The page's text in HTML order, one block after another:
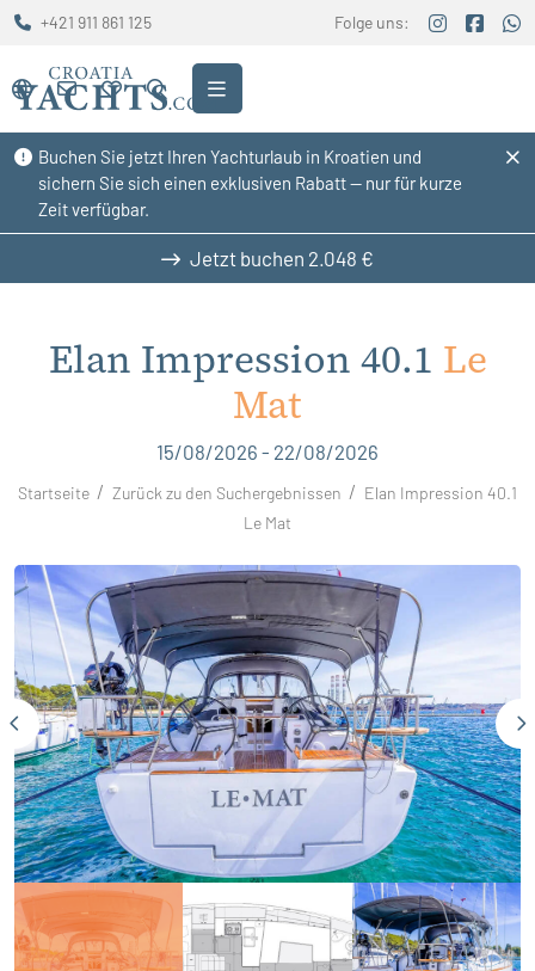
Buchen Sie jetzt Ihren Yachturlaub in Kroatien und
sichern Sie sich einen exklusiven Rabatt — nur für kurze
Zeit verfügbar.
+421 911 861 125 Folge uns:
Jetzt buchen 2.048 €
Elan Impression 40.1 Le
Mat
15/08/2026 - 22/08/2026
Startseite Zurück zu den Suchergebnissen
Elan Impression 40.1
Le Mat